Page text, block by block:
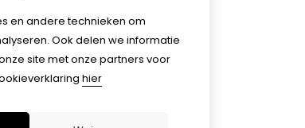
en andere technieken om
Ook delen we informatie
site met onze partners voor
hier